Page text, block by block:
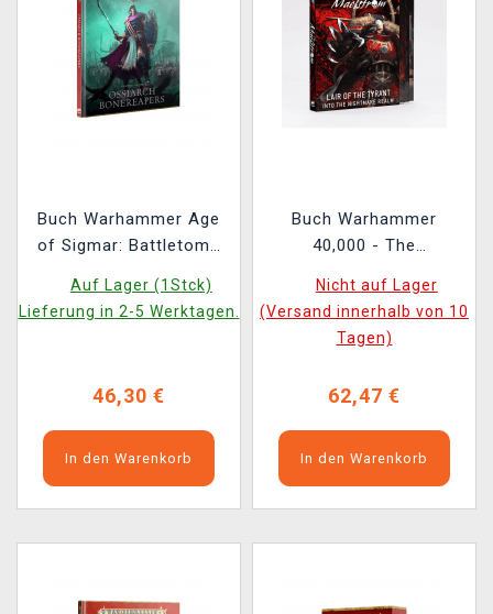
Buch Warhammer Age
of Sigmar: Battletome
(2026) ENG
Auf Lager (1Stck)
Lieferung in 2-5 Werktagen.
46,30 €
In den Warenkorb
Buch Warhammer
40,000 - The
Tyrant ENG
Nicht auf Lager
(Versand innerhalb von 10
Tagen)
62,47 €
In den Warenkorb